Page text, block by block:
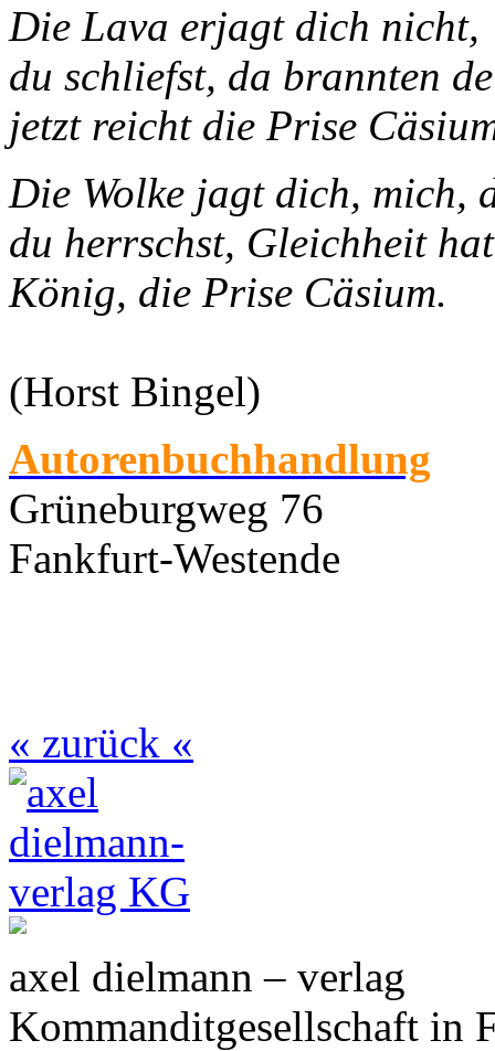
Die Lava erjagt dich nicht,
du schliefst, da brannten
jetzt reicht die Prise
Die Wolke jagt dich, mich,
du herrschst, Gleichheit
König, die Prise Cäsium.
(Horst Bingel)
Autorenbuchhandlung
Grüneburgweg 76
Fankfurt-Westende
« zurück «
axel dielmann – verlag
Kommanditgesellschaft in